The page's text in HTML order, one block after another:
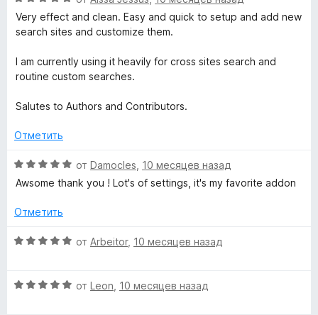
и
з
е
н
н
а
и
5
ц
е
е
н
н
5
з
5
Very effect and clean. Easy and quick to setup and add new
search sites and customize them.
I am currently using it heavily for cross sites search and
routine custom searches.
Salutes to Authors and Contributors.
Отметить
О
ц
н
н
а
от Damocles 10 месяцев назад
Awsome thank you ! Lot's of settings, it's my favorite addon
Отметить
О
н
от Arbeitor, 10 месяцев назад
О
от Leon 10 месяцев назад